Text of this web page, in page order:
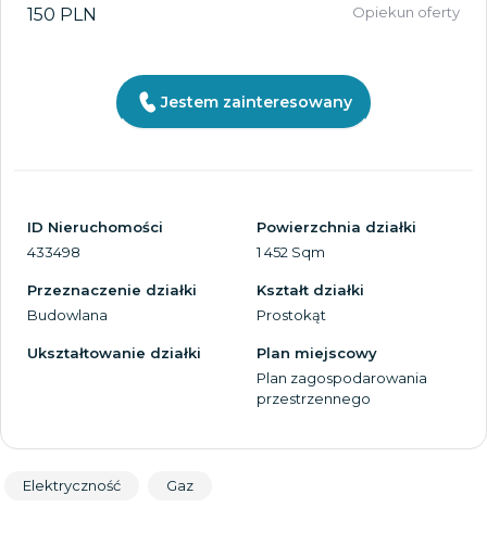
150 PLN Opiekun oferty
Jestem zainteresowany
ID Nieruchomości
433498
Powierzchnia działki
1 452 Sqm
Przeznaczenie działki
Budowlana
Kształt działki
Prostokąt
Ukształtowanie działki
Plan miejscowy
Plan zagospodarowania
przestrzennego
Elektryczność Gaz